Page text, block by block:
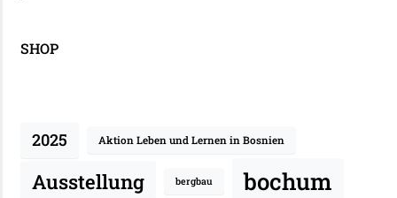
SHOP
2025 Aktion Leben und Lernen in Bosnien
Ausstellung bergbau bochum